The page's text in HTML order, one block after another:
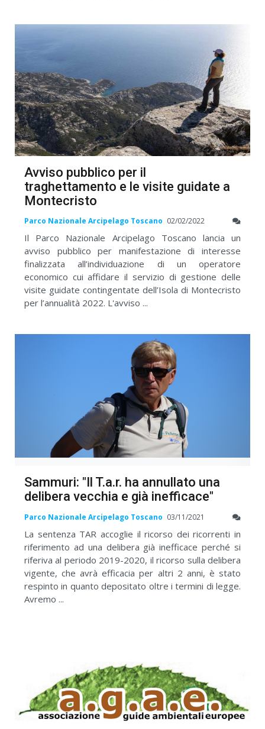
Avviso pubblico per il
traghettamento e le visite guidate a
Montecristo
Parco Nazionale Arcipelago Toscano 02/02/2022
Il Parco Nazionale Arcipelago Toscano lancia un
avviso pubblico per manifestazione di interesse
finalizzata all’individuazione di un operatore
economico cui affidare il servizio di gestione delle
visite guidate contingentate dell’Isola di Montecristo
per l’annualità 2022. L'avviso ...
Sammuri: "Il T.a.r. ha annullato una
delibera vecchia e già inefficace"
Parco Nazionale Arcipelago Toscano 03/11/2021
La sentenza TAR accoglie il ricorso dei ricorrenti in
riferimento ad una delibera già inefficace perché si
riferiva al periodo 2019-2020, il ricorso sulla delibera
vigente, che avrà efficacia per altri 2 anni, è stato
respinto in quanto depositato oltre i termini di legge.
Avremo ...